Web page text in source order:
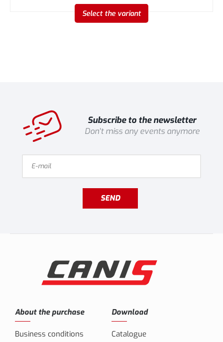
Select the variant
Subscribe to the newsletter
Don't miss any events anymore
SEND
About the purchase
Business conditions
Download
Catalogue